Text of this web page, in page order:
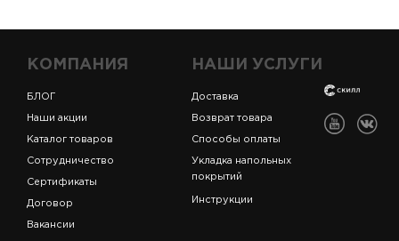
КОМПАНИЯ
БЛОГ
Наши акции
Каталог товаров
Сотрудничество
Сертификаты
Договор
Вакансии
НАШИ УСЛУГИ
Доставка
Возврат товара
Способы оплаты
Укладка напольных
покрытий
Инструкции